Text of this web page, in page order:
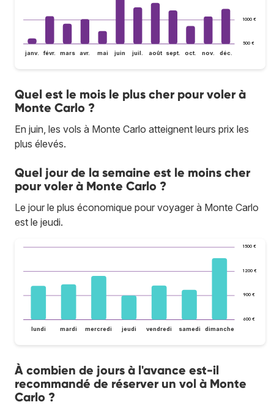
500 €
1 000 €
janv. févr. mars avr. mai juin juil. août sept. oct. nov. déc.
Quel est le mois le plus cher pour voler à
Monte Carlo ?
En juin, les vols à Monte Carlo atteignent leurs prix les
plus élevés.
Quel jour de la semaine est le moins cher
pour voler à Monte Carlo ?
Le jour le plus économique pour voyager à Monte Carlo
est le jeudi.
600 €
900 €
1 200 €
1 500 €
lundi mardi mercredi jeudi vendredi samedi dimanche
À combien de jours à l'avance est-il
recommandé de réserver un vol à Monte
Carlo ?